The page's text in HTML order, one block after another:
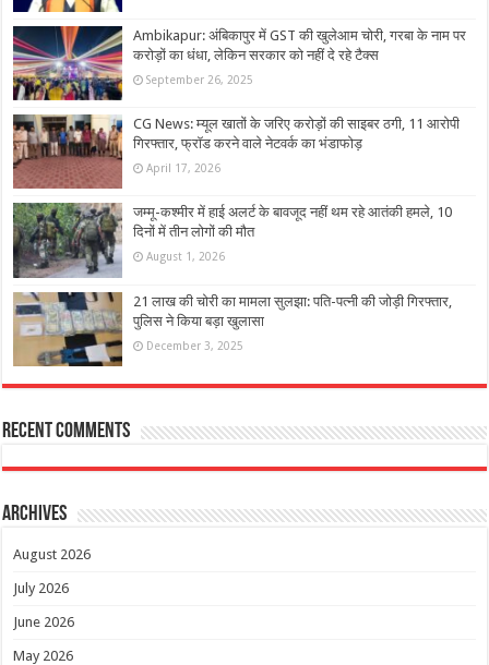
Ambikapur: अंबिकापुर में GST की खुलेआम चोरी, गरबा के नाम पर
करोड़ों का धंधा, लेकिन सरकार को नहीं दे रहे टैक्स
September 26, 2025
CG News: म्यूल खातों के जरिए करोड़ों की साइबर ठगी, 11 आरोपी
गिरफ्तार, फ्रॉड करने वाले नेटवर्क का भंडाफोड़
April 17, 2026
जम्मू-कश्मीर में हाई अलर्ट के बावजूद नहीं थम रहे आतंकी हमले, 10
दिनों में तीन लोगों की मौत
August 1, 2026
21 लाख की चोरी का मामला सुलझा: पति-पत्नी की जोड़ी गिरफ्तार,
पुलिस ने किया बड़ा खुलासा
December 3, 2025
Recent Comments
Archives
August 2026
July 2026
June 2026
May 2026